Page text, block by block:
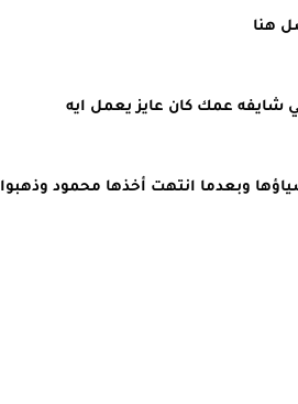
هنا
شايفه عمك كان عايز يعمل ايه
وبعدما انتهت أخذها محمود وذهبوا